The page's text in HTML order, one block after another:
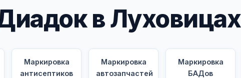
в Луховицах
Маркировка
антисептиков
Маркировка
автозапчастей
Маркировка
БАДов